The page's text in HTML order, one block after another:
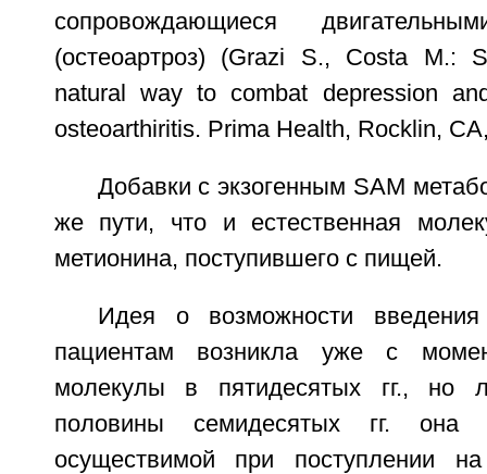
сопровождающиеся
(остеоартроз) (Grazi S., Costa M.:
natural way to combat depression
osteoarthiritis. Prima Health, Rocklin,
Добавки с экзогенным SAM
же пути, что и естественная
метионина, поступившего с пищей.
Идея о возможности введения
пациентам возникла уже с
молекулы в пятидесятых гг., но
половины семидесятых гг. она
осуществимой при поступлении